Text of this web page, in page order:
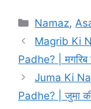
at
s
A
p
p
c
e
b
o
o
Categories
Namaz,
Magrib Ki
Padhe? | मगरिब
Juma Ki
Padhe? | जुमा